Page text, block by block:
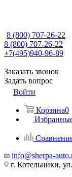
8 (800) 707-26-22
8 (800) 707-26-22
+7(495)940-96-89
Заказать звонок
Задать вопрос
Войти
Корзина0
info@sherpa-
г. Котельники,